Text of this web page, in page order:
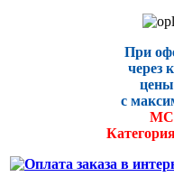
При
через
с